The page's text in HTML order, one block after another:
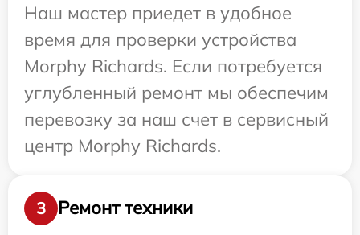
Наш мастер приедет в удобное
время для проверки устройства
Morphy Richards. Если потребуется
углубленный ремонт мы обеспечим
перевозку за наш счет в сервисный
центр Morphy Richards.
3
Ремонт техники